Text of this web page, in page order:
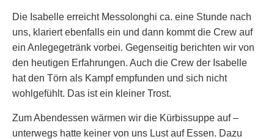
Die Isabelle erreicht Messolonghi ca. eine Stunde nach
uns, klariert ebenfalls ein und dann kommt die Crew auf
ein Anlegegetränk vorbei. Gegenseitig berichten wir von
den heutigen Erfahrungen. Auch die Crew der Isabelle
hat den Törn als Kampf empfunden und sich nicht
wohlgefühlt. Das ist ein kleiner Trost.
Zum Abendessen wärmen wir die Kürbissuppe auf –
unterwegs hatte keiner von uns Lust auf Essen. Dazu